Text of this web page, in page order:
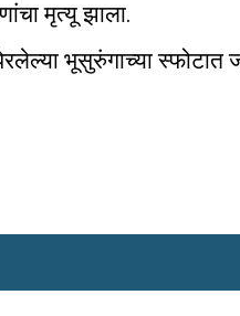
मृत्यू झाला.
भूसुरुंगाच्या स्फोटात